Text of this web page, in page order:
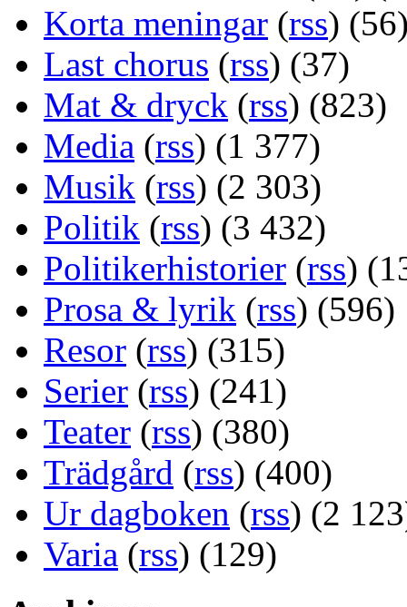
Korta meningar (rss)
Last chorus (rss) (37)
Mat & dryck (rss) (823)
Media (rss) (1 377)
Musik (rss) (2 303)
Politik (rss) (3 432)
Politikerhistorier (rss)
Prosa & lyrik (rss) (596)
Resor (rss) (315)
Serier (rss) (241)
Teater (rss) (380)
Trädgård (rss) (400)
Ur dagboken (rss) (2
Varia (rss) (129)